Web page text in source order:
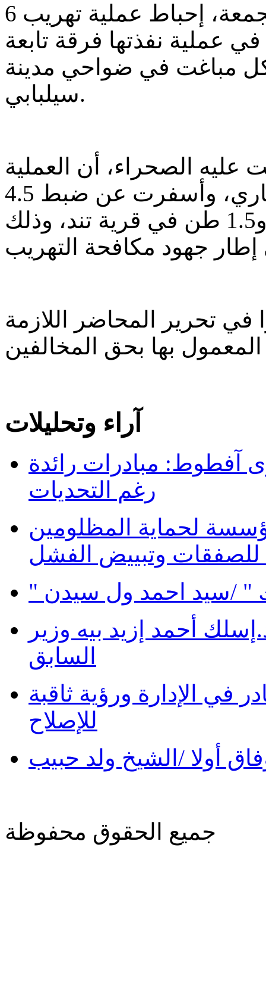
أعلنت الجمارك الوطنية، اليوم الجمعة، إحباط عملية تهريب 6
في عملية نفذتها فرقة تابعة
مباغت في ضواحي مدينة
سيلبابي.
الصحراء، أن العملية
نُفذت يومي الـ 21 و22 يناير الجاري، وأسفرت عن ضبط 4.5
طن من الأرز في قرية تاشوط، و1.5 طن في قرية تند، وذلك
في تحرير المحاضر اللازمة
آراء وتحليلات
آفطوط: مبادرات رائدة
رغم التحديات
لحماية المظلومين
للصفقات وتبييض الفشل
" /سيد احمد ول سيدن
أحمد إزيد بيه وزير
السابق
في الإدارة ورؤية ثاقبة
للإصلاح
أولا /الشيخ ولد حبيب
جميع الحقوق محفوظة